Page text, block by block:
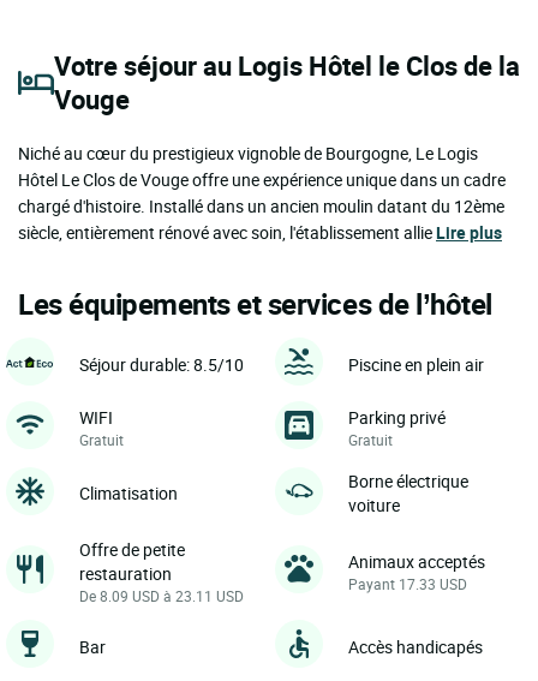
Votre séjour au Logis Hôtel le Clos de la
Vouge
Niché au cœur du prestigieux vignoble de Bourgogne, Le Logis
Hôtel Le Clos de Vouge offre une expérience unique dans un cadre
chargé d'histoire. Installé dans un ancien moulin datant du 12ème
siècle, entièrement rénové avec soin, l'établissement allieLire plus
Les équipements et services de l’hôtel
Séjour durable: 8.5/10 Piscine en plein air
WIFI
Gratuit
Parking privé
Gratuit
Climatisation
Borne électrique
voiture
Offre de petite
restauration
De 8.09 USD à 23.11 USD
Animaux acceptés
Payant 17.33 USD
Bar Accès handicapés